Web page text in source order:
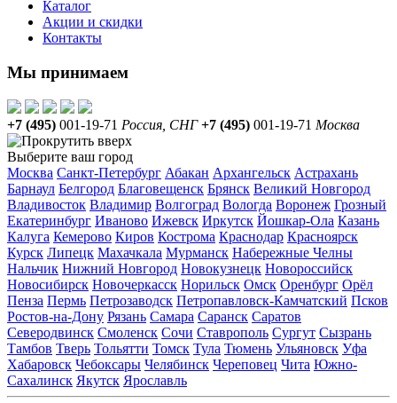
Каталог
Акции и скидки
Контакты
Мы принимаем
+7 (495) 001-19-71 Россия, СНГ +7 (495) 001-19-71 Москва
Выберите ваш город
Москва Санкт-Петербург Абакан Архангельск Астрахань
Барнаул Белгород Благовещенск Брянск Великий Новгород
Владивосток Владимир Волгоград Вологда Воронеж Грозный
Екатеринбург Иваново Ижевск Иркутск Йошкар-Ола Казань
Калуга Кемерово Киров Кострома Краснодар Красноярск
Курск Липецк Махачкала Мурманск Набережные Челны
Нальчик Нижний Новгород Новокузнецк Новороссийск
Новосибирск Новочеркасск Норильск Омск Оренбург Орёл
Пенза Пермь Петрозаводск Петропавловск-Камчатский Псков
Ростов-на-Дону Рязань Самара Саранск Саратов
Северодвинск Смоленск Сочи Ставрополь Сургут Сызрань
Тамбов Тверь Тольятти Томск Тула Тюмень Ульяновск Уфа
Хабаровск Чебоксары Челябинск Череповец Чита Южно-
Сахалинск Якутск Ярославль